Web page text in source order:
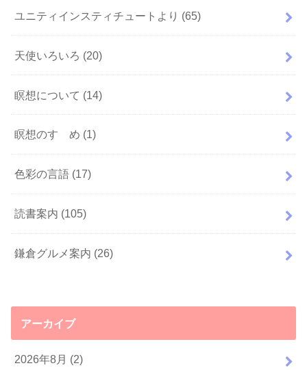
ユニティインスティチュートより (65)
天使いろいろ (20)
瞑想について (14)
瞑想のすゝめ (1)
色彩の言語 (17)
読書案内 (105)
鎌倉グルメ案内 (26)
アーカイブ
2026年8月 (2)